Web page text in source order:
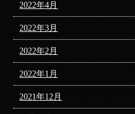
2022年4月
2022年3月
2022年2月
2022年1月
2021年12月